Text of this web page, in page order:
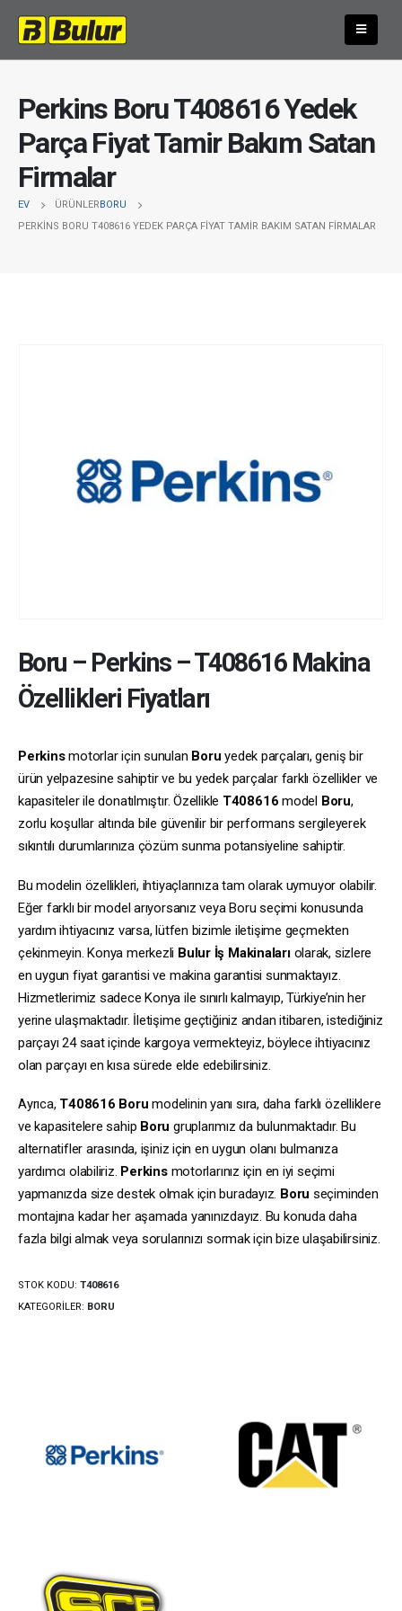
Perkins Boru T408616 Yedek
Parça Fiyat Tamir Bakım Satan
Firmalar
EV ÜRÜNLERBORU
PERKINS BORU T408616 YEDEK PARÇA FIYAT TAMIR BAKIM SATAN FIRMALAR
Boru – Perkins–T408616Makina
Özellikleri Fiyatları
Perkinsmotorlar için sunulan Boru yedek parçaları, geniş bir
ürün yelpazesine sahiptir ve bu yedek parçalar farklı özellikler ve
kapasiteler ile donatılmıştır. Özellikle T408616 model Boru,
zorlu koşullar altında bile güvenilir bir performans sergileyerek
sıkıntılı durumlarınıza çözüm sunma potansiyeline sahiptir.
Bu modelin özellikleri, ihtiyaçlarınıza tam olarak uymuyor olabilir.
Eğer farklı bir model arıyorsanız veya Boru seçimi konusunda
yardım ihtiyacınız varsa, lütfen bizimle iletişime geçmekten
çekinmeyin. Konya merkezli Bulur İş Makinalarıolarak, sizlere
en uygun fiyat garantisi ve makina garantisi sunmaktayız.
Hizmetlerimiz sadece Konya ile sınırlı kalmayıp, Türkiye’nin her
yerine ulaşmaktadır. İletişime geçtiğiniz andan itibaren, istediğiniz
parçayı 24 saat içinde kargoya vermekteyiz, böylece ihtiyacınız
olan parçayı en kısa sürede elde edebilirsiniz.
Ayrıca, T408616 Boru modelinin yanı sıra, daha farklı özelliklere
ve kapasitelere sahip Boru gruplarımız da bulunmaktadır. Bu
alternatifler arasında, işiniz için en uygun olanı bulmanıza
yardımcı olabiliriz. Perkinsmotorlarınız için en iyi seçimi
yapmanızda size destek olmak için buradayız. Boru seçiminden
montajına kadar her aşamada yanınızdayız. Bu konuda daha
fazla bilgi almak veya sorularınızı sormak için bize ulaşabilirsiniz.
STOK KODU: T408616
KATEGORILER: BORU